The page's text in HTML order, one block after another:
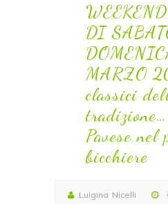
DI
MARZO
classici
Pavese
bicchiere
Luigina Nicelli